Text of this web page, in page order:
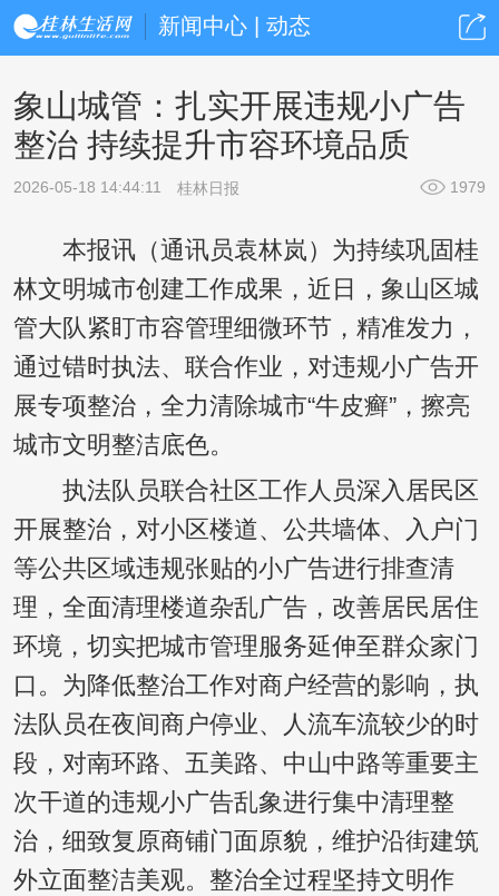
新闻中心 | 动态
象山城管：扎实开展违规小广告
整治 持续提升市容环境品质
2026-05-18 14:44:11 桂林日报 1979
本报讯（通讯员袁林岚）为持续巩固桂
林文明城市创建工作成果，近日，象山区城
管大队紧盯市容管理细微环节，精准发力，
通过错时执法、联合作业，对违规小广告开
展专项整治，全力清除城市“牛皮癣”，擦亮
城市文明整洁底色。
执法队员联合社区工作人员深入居民区
开展整治，对小区楼道、公共墙体、入户门
等公共区域违规张贴的小广告进行排查清
理，全面清理楼道杂乱广告，改善居民居住
环境，切实把城市管理服务延伸至群众家门
口。为降低整治工作对商户经营的影响，执
法队员在夜间商户停业、人流车流较少的时
段，对南环路、五美路、中山中路等重要主
次干道的违规小广告乱象进行集中清理整
治，细致复原商铺门面原貌，维护沿街建筑
外立面整洁美观。整治全过程坚持文明作